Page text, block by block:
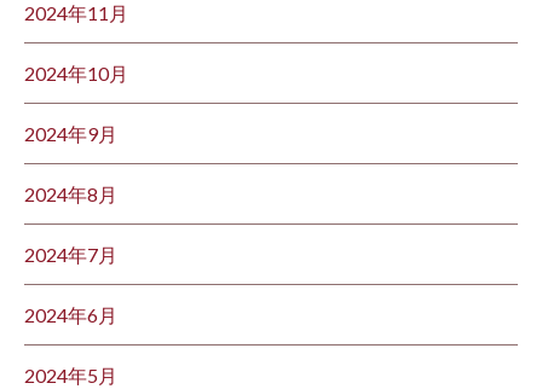
2024年11月
2024年10月
2024年9月
2024年8月
2024年7月
2024年6月
2024年5月